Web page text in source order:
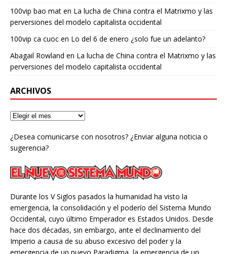
100vip bao mat en La lucha de China contra el Matrixmo y las
perversiones del modelo capitalista occidental
100vip ca cuoc en Lo del 6 de enero ¿solo fue un adelanto?
Abagail Rowland en La lucha de China contra el Matrixmo y las
perversiones del modelo capitalista occidental
ARCHIVOS
¿Desea comunicarse con nosotros? ¿Enviar alguna noticia o
sugerencia?
Durante los V Siglos pasados la humanidad ha visto la
emergencia, la consolidación y el poderío del Sistema Mundo
Occidental, cuyo último Emperador es Estados Unidos. Desde
hace dos décadas, sin embargo, ante el declinamiento del
Imperio a causa de su abuso excesivo del poder y la